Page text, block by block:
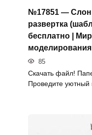
№17851 — Слон
развертка
бесплатно |
моделирования
85
Скачать файл!
Проведите уютный